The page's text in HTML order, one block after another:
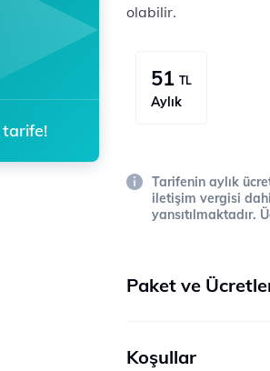
tarife!
olabilir.
51 TL
Aylık
Tarifenin aylık
iletişim vergisi
yansıtılmaktadır.
Paket ve
Koşullar